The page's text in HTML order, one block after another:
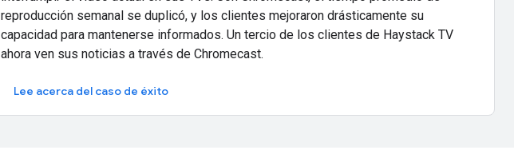
reproducción semanal se duplicó, y los clientes mejoraron drásticamente su
capacidad para mantenerse informados. Un tercio de los clientes de Haystack TV
ahora ven sus noticias a través de Chromecast.
Lee acerca del caso de éxito